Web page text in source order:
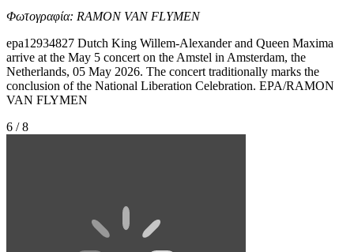
Φωτογραφία: RAMON VAN FLYMEN
epa12934827 Dutch King Willem-Alexander and Queen Maxima
arrive at the May 5 concert on the Amstel in Amsterdam, the
Netherlands, 05 May 2026. The concert traditionally marks the
conclusion of the National Liberation Celebration. EPA/RAMON
VAN FLYMEN
6 / 8